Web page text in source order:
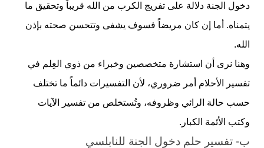
دخول الجنة دلالة على تفريج الكرب من الله قريباً وتحقيق ما
يتمناه. أما إن كان مريضاً فسوف يشفى وتتحسن صحته بإذن
الله.
وهنا نرى أن استشارة متخصصين وخبراء من ذوي العِلم في
تفسير الأحلام أمر ضروري، لأن التفسيرات دائماً ما تختلف
حسب حالة الرائي وظروفه، وتُستخلص من تفسير الآيات
وكتب الأئمة الكبار.
ب- تفسير حلم دخول الجنة للنابلسي